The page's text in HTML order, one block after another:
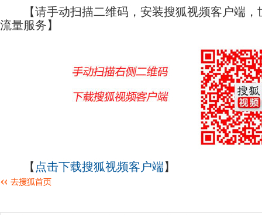
【请手动扫描二维码，安装搜狐视频客户端，
流量服务】
【 点击下载搜狐视频客户端】